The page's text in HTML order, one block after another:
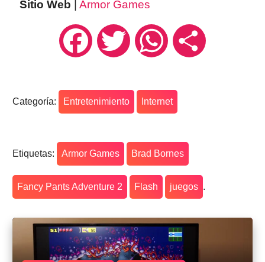
Sitio Web Armor Games
FacebookTwitter WhatsAppCompartir
Categoría: Entretenimiento Internet
Etiquetas: Armor Games Brad Bornes
Fancy Pants Adventure 2 Flash juegos .